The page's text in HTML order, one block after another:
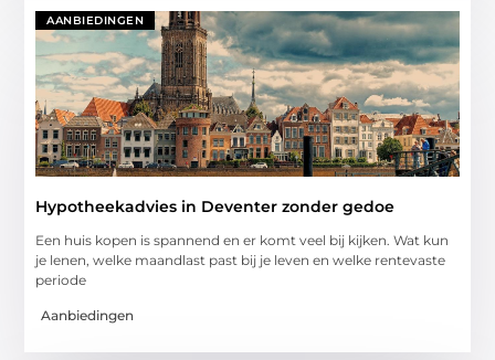
AANBIEDINGEN
Hypotheekadvies in Deventer zonder gedoe
Een huis kopen is spannend en er komt veel bij kijken. Wat kun
je lenen, welke maandlast past bij je leven en welke rentevaste
periode
Aanbiedingen